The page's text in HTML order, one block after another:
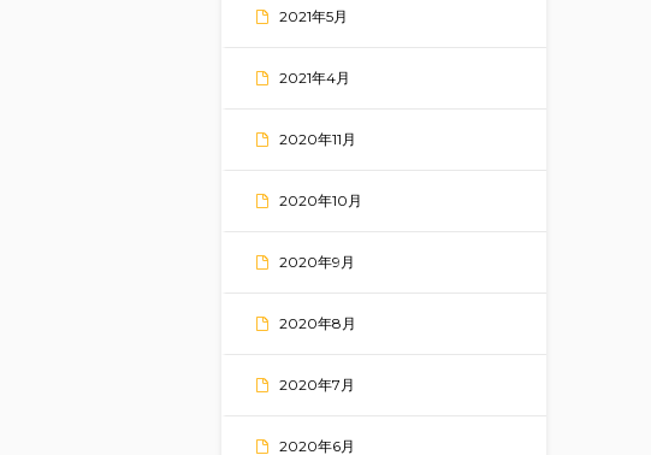
2021年5月
2021年4月
2020年11月
2020年10月
2020年9月
2020年8月
2020年7月
2020年6月